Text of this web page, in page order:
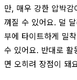
만, 매우 강한 압박감
껴질 수 있어요. 덜
부에 타이트하게 밀
수 있어요. 반대로
면 오히려 장점이 돼